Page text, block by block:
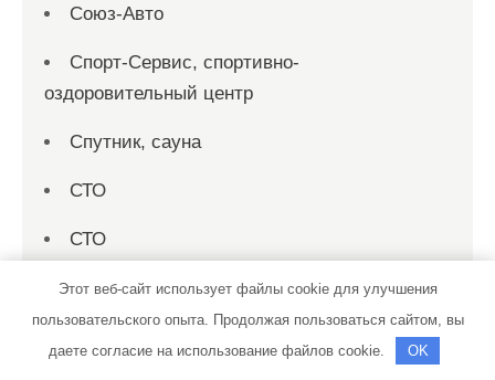
Союз-Авто
Спорт-Сервис, спортивно-
оздоровительный центр
Спутник, сауна
СТО
СТО
СТО 19
Этот веб-сайт использует файлы cookie для улучшения
пользовательского опыта. Продолжая пользоваться сайтом, вы
даете согласие на использование файлов cookie.
OK